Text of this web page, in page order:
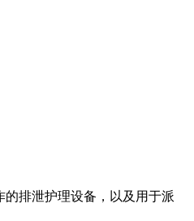
排泄护理设备，以及用于派